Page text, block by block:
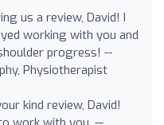
us a review, David! I
working with you and
progress! --
Physiotherapist
kind review, David!